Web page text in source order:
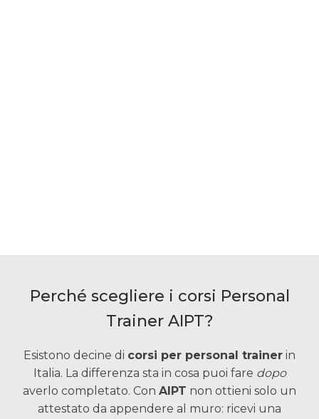
Perché scegliere i corsi Personal
Trainer AIPT?
Esistono decine di corsi per personal trainer in
Italia. La differenza sta in cosa puoi fare dopo
averlo completato. Con AIPT non ottieni solo un
attestato da appendere al muro: ricevi una